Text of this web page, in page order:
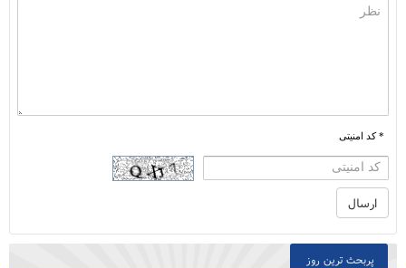
* کد امنیتی
پربحث ترین روز